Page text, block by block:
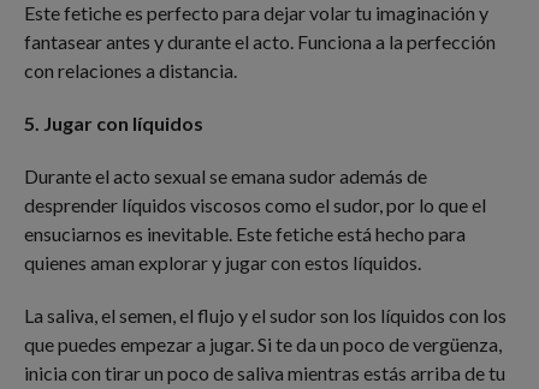
Este fetiche es perfecto para dejar volar tu imaginación y
fantasear antes y durante el acto. Funciona a la perfección
con relaciones a distancia.
5. Jugar con líquidos
Durante el acto sexual se emana sudor además de
desprender líquidos viscosos como el sudor, por lo que el
ensuciarnos es inevitable. Este fetiche está hecho para
quienes aman explorar y jugar con estos líquidos.
La saliva, el semen, el flujo y el sudor son los líquidos con los
que puedes empezar a jugar. Si te da un poco de vergüenza,
inicia con tirar un poco de saliva mientras estás arriba de tu